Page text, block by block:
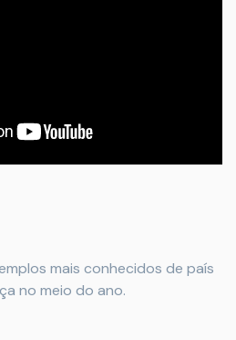
mais conhecidos de país
no meio do ano.